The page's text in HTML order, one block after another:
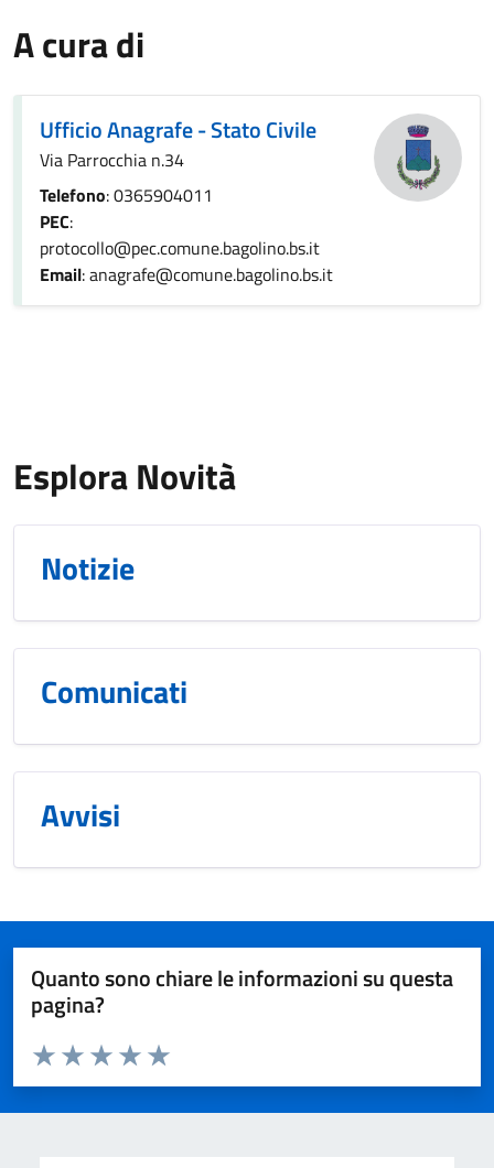
A cura di
Ufficio Anagrafe - Stato Civile
Via Parrocchia n.34
Telefono: 0365904011
PEC:
protocollo@pec.comune.bagolino.bs.it
Email: anagrafe@comune.bagolino.bs.it
Esplora Novità
Notizie
Comunicati
Avvisi
Quanto sono chiare le informazioni su questa
pagina?
Valuta da 1 a 5 stelle la pagina
Valuta 5 stelle su 5
Valuta 4 stelle su 5
Valuta 3 stelle su 5
Valuta 2 stelle su 5
Valuta 1 stelle su 5